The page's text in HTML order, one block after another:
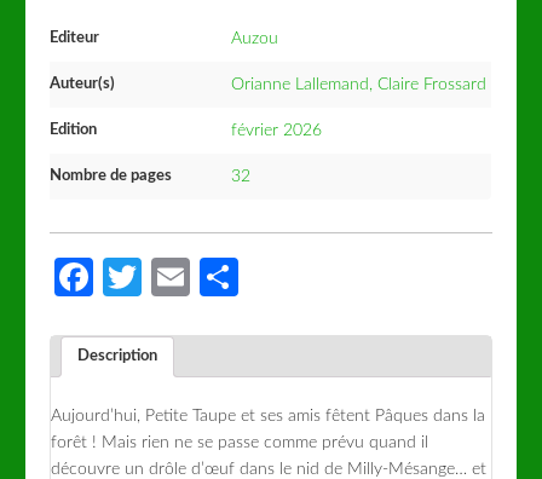
Editeur Auzou
Auteur(s) Orianne Lallemand, Claire Frossard
Edition février 2026
Nombre de pages 32
Facebook
Twitter
Email
Description
Aujourd’hui, Petite Taupe et ses amis fêtent Pâques dans la
forêt ! Mais rien ne se passe comme prévu quand il
découvre un drôle d’œuf dans le nid de Milly-Mésange… et